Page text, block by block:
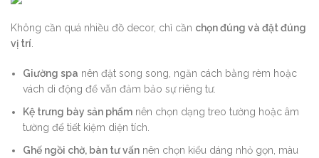
Không cần quá nhiều đồ decor, chỉ cần chọn đúng và đặt đúng
vị trí
Giường spa nên đặt song song, ngăn cách bằng rèm hoặc
vách di động để vẫn đảm bảo sự riêng tư.
Kệ trưng bày sản phẩm nên chọn dạng treo tường hoặc âm
tường để tiết kiệm diện tích.
Ghế ngồi chờ, bàn tư vấn nên chọn kiểu dáng nhỏ gọn, màu